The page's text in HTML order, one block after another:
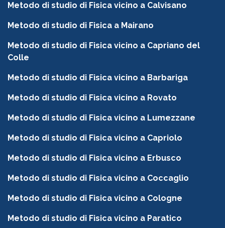
Metodo di studio di Fisica vicino a Calvisano
Metodo di studio di Fisica a Mairano
Metodo di studio di Fisica vicino a Capriano del
Colle
Metodo di studio di Fisica vicino a Barbariga
Metodo di studio di Fisica vicino a Rovato
Metodo di studio di Fisica vicino a Lumezzane
Metodo di studio di Fisica vicino a Capriolo
Metodo di studio di Fisica vicino a Erbusco
Metodo di studio di Fisica vicino a Coccaglio
Metodo di studio di Fisica vicino a Cologne
Metodo di studio di Fisica vicino a Paratico